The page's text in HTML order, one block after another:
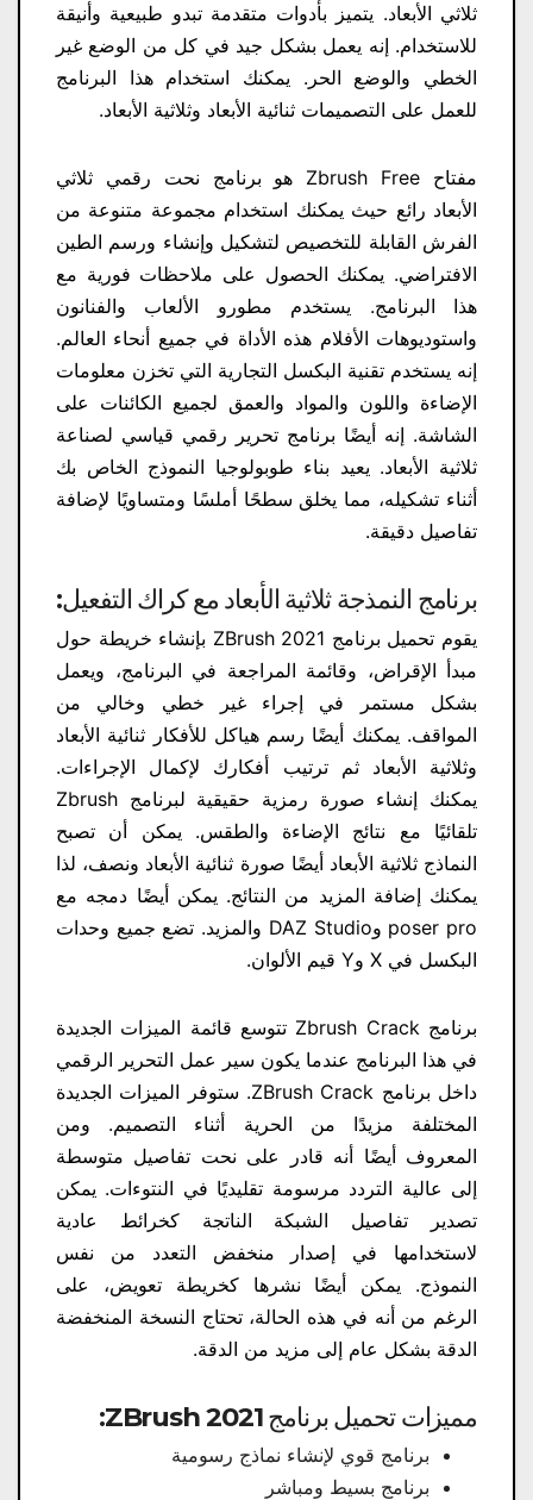
ثلاثي الأبعاد. يتميز بأدوات متقدمة تبدو طبيعية وأنيقة
للاستخدام. إنه يعمل بشكل جيد في كل من الوضع غير
الخطي والوضع الحر. يمكنك استخدام هذا البرنامج
للعمل على التصميمات ثنائية الأبعاد وثلاثية الأبعاد.
مفتاح Zbrush Free هو برنامج نحت رقمي ثلاثي
الأبعاد رائع حيث يمكنك استخدام مجموعة متنوعة من
الفرش القابلة للتخصيص لتشكيل وإنشاء ورسم الطين
الافتراضي. يمكنك الحصول على ملاحظات فورية مع
هذا البرنامج. يستخدم مطورو الألعاب والفنانون
واستوديوهات الأفلام هذه الأداة في جميع أنحاء العالم.
إنه يستخدم تقنية البكسل التجارية التي تخزن معلومات
الإضاءة واللون والمواد والعمق لجميع الكائنات على
الشاشة. إنه أيضًا برنامج تحرير رقمي قياسي لصناعة
ثلاثية الأبعاد. يعيد بناء طوبولوجيا النموذج الخاص بك
أثناء تشكيله، مما يخلق سطحًا أملسًا ومتساويًا لإضافة
تفاصيل دقيقة.
برنامج النمذجة ثلاثية الأبعاد مع كراك التفعيل:
يقوم تحميل برنامج ZBrush 2021 بإنشاء خريطة حول
مبدأ الإقراض، وقائمة المراجعة في البرنامج، ويعمل
بشكل مستمر في إجراء غير خطي وخالي من
المواقف. يمكنك أيضًا رسم هياكل للأفكار ثنائية الأبعاد
وثلاثية الأبعاد ثم ترتيب أفكارك لإكمال الإجراءات.
يمكنك إنشاء صورة رمزية حقيقية لبرنامج Zbrush
تلقائيًا مع نتائج الإضاءة والطقس. يمكن أن تصبح
النماذج ثلاثية الأبعاد أيضًا صورة ثنائية الأبعاد ونصف، لذا
يمكنك إضافة المزيد من النتائج. يمكن أيضًا دمجه مع
poser pro وDAZ Studio والمزيد. تضع جميع وحدات
البكسل في X وY قيم الألوان.
برنامج Zbrush Crack تتوسع قائمة الميزات الجديدة
في هذا البرنامج عندما يكون سير عمل التحرير الرقمي
داخل برنامج ZBrush Crack. ستوفر الميزات الجديدة
المختلفة مزيدًا من الحرية أثناء التصميم. ومن
المعروف أيضًا أنه قادر على نحت تفاصيل متوسطة
إلى عالية التردد مرسومة تقليديًا في النتوءات. يمكن
تصدير تفاصيل الشبكة الناتجة كخرائط عادية
لاستخدامها في إصدار منخفض التعدد من نفس
النموذج. يمكن أيضًا نشرها كخريطة تعويض، على
الرغم من أنه في هذه الحالة، تحتاج النسخة المنخفضة
الدقة بشكل عام إلى مزيد من الدقة.
مميزات تحميل برنامج ZBrush 2021 :
برنامج قوي لإنشاء نماذج رسومية
برنامج بسيط ومباشر